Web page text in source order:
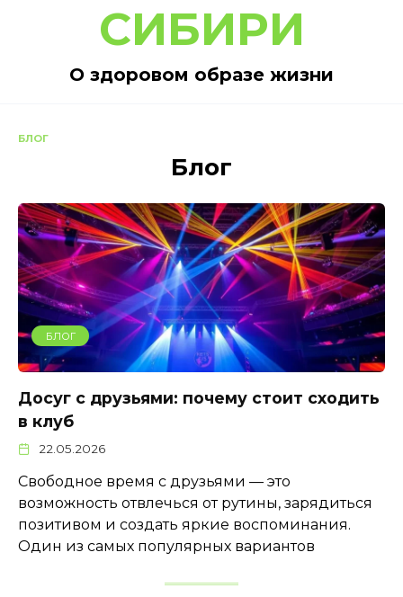
СИБИРИ
О здоровом образе жизни
БЛОГ
Блог
БЛОГ
Досуг с друзьями: почему стоит сходить
в клуб
22.05.2026
Свободное время с друзьями — это
возможность отвлечься от рутины, зарядиться
позитивом и создать яркие воспоминания.
Один из самых популярных вариантов